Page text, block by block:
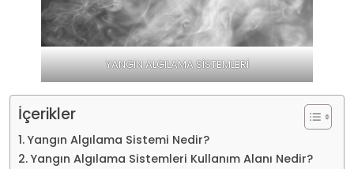
YANGIN ALGILAMA SİSTEMLERİ
İçerikler
Yangın Algılama Sistemi Nedir?
Yangın Algılama Sistemleri Kullanım Alanı Nedir?